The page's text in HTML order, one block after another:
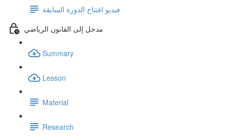
فيديو افتتاح الدورة السابقة
مدخل إلى القانون الرياضي
Summary
Lesson
Material
Research